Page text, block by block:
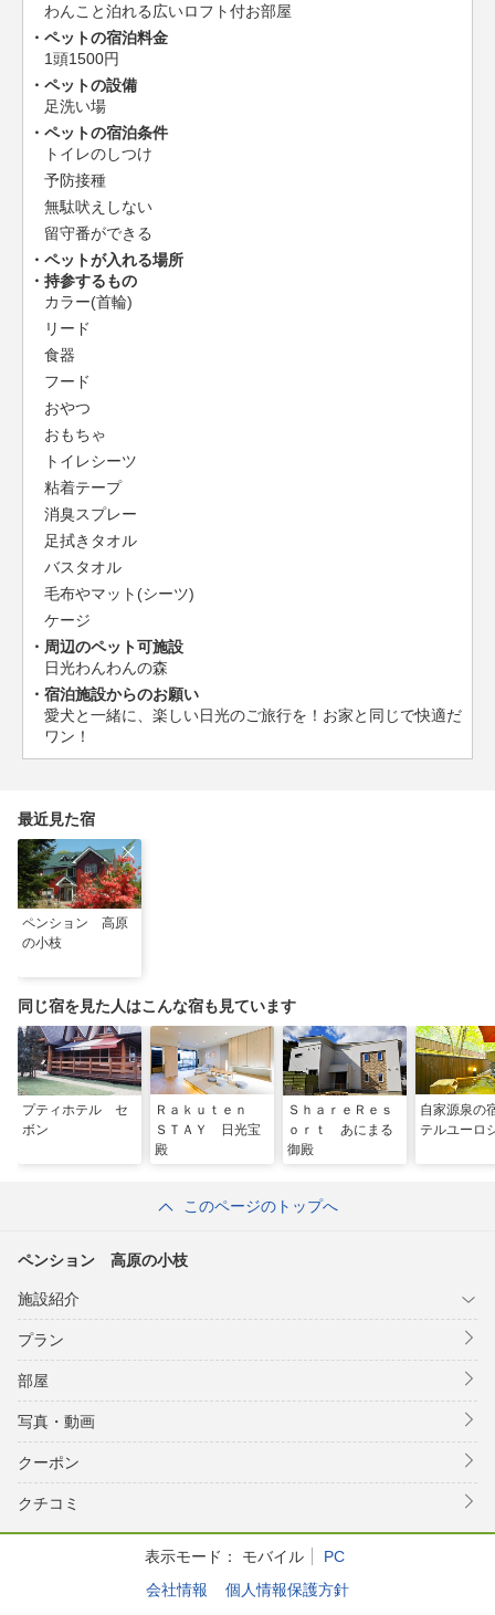
わんこと泊れる広いロフト付お部屋
ペットの宿泊料金
1頭1500円
ペットの設備
足洗い場
ペットの宿泊条件
トイレのしつけ
予防接種
無駄吠えしない
留守番ができる
ペットが入れる場所
持参するもの
カラー(首輪)
リード
食器
フード
おやつ
おもちゃ
トイレシーツ
粘着テープ
消臭スプレー
足拭きタオル
バスタオル
毛布やマット(シーツ)
ケージ
周辺のペット可施設
日光わんわんの森
宿泊施設からのお願い
愛犬と一緒に、楽しい日光のご旅行を！お家と同じで快適だ
ワン！
最近見た宿
ペンション 高原
の小枝
同じ宿を見た人はこんな宿も見ています
プティホテル セ
ボン
Ｒａｋｕｔｅｎ
ＳＴＡＹ 日光宝
殿
ＳｈａｒｅＲｅｓ
ｏｒｔ あにまる
御殿
自家源泉
テルユーロ
このページのトップへ
ペンション 高原の小枝
施設紹介
プラン
部屋
写真・動画
クーポン
クチコミ
表示モード： モバイル
PC
会社情報
個人情報保護方針